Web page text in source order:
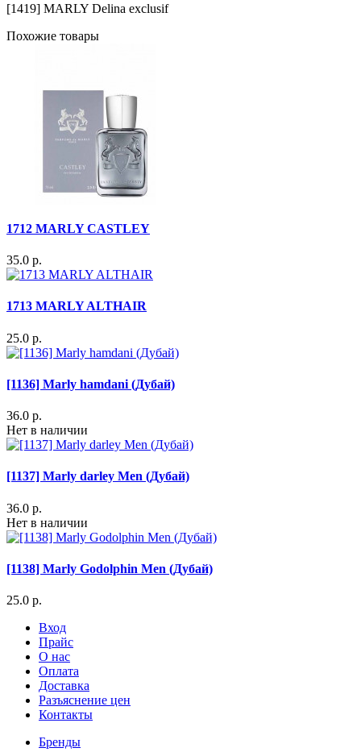
[1419] MARLY Delina exclusif
Похожие товары
1712 MARLY CASTLEY
35.0 р.
1713 MARLY ALTHAIR
25.0 р.
[1136] Marly hamdani (Дубай)
36.0 р.
Нет в наличии
[1137] Marly darley Men (Дубай)
36.0 р.
Нет в наличии
[1138] Marly Godolphin Men (Дубай)
25.0 р.
Вход
Прайс
О нас
Оплата
Доставка
Разъяснение цен
Контакты
Бренды